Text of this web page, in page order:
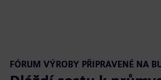
FÓRUM VÝROBY PŘIPRAVENÉ NA